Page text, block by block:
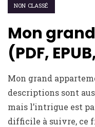
NON CLASSÉ
Mon
(PDF,
Mon grand
descriptions sont
mais l’intrigue est
difficile à suivre, ce